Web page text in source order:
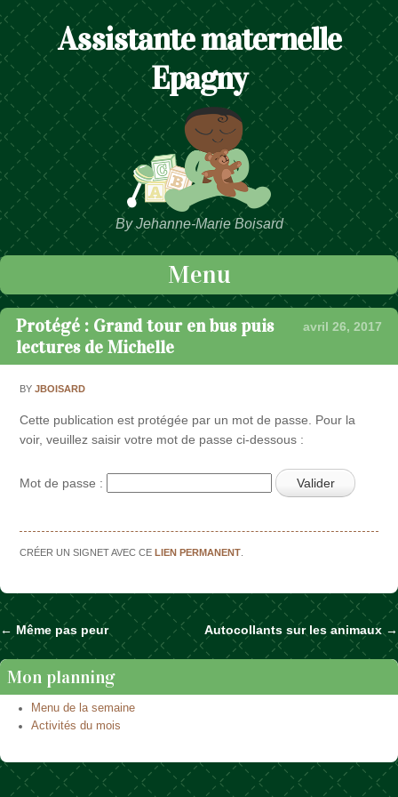
Assistante maternelle
Epagny
By Jehanne-Marie Boisard
Menu
Passer au contenu
Protégé : Grand tour en bus puis
lectures de Michelle
avril 26, 2017
BYJBOISARD
Cette publication est protégée par un mot de passe. Pour la
voir, veuillez saisir votre mot de passe ci-dessous :
Mot de passe :
CRÉER UN SIGNET AVEC CELIEN PERMANENT
Naviguer dans les articles
← Même pas peur Autocollants sur les animaux →
Mon planning
Menu de la semaine
Activités du mois